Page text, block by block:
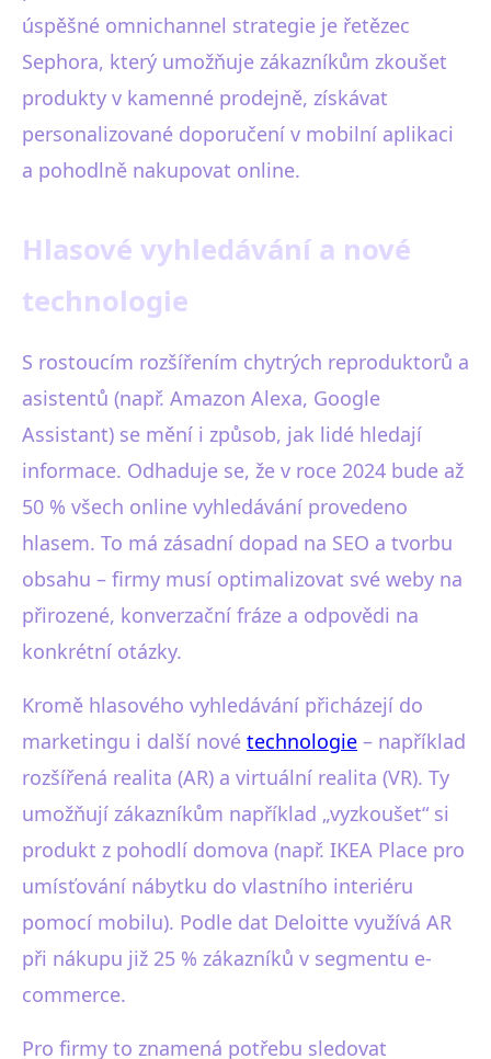
úspěšné omnichannel strategie je řetězec
Sephora, který umožňuje zákazníkům zkoušet
produkty v kamenné prodejně, získávat
personalizované doporučení v mobilní aplikaci
a pohodlně nakupovat online.
Hlasové vyhledávání a nové
technologie
S rostoucím rozšířením chytrých reproduktorů a
asistentů (např. Amazon Alexa, Google
Assistant) se mění i způsob, jak lidé hledají
informace. Odhaduje se, že v roce 2024 bude až
50 % všech online vyhledávání provedeno
hlasem. To má zásadní dopad na SEO a tvorbu
obsahu – firmy musí optimalizovat své weby na
přirozené, konverzační fráze a odpovědi na
konkrétní otázky.
Kromě hlasového vyhledávání přicházejí do
marketingu i další nové technologie – například
rozšířená realita (AR) a virtuální realita (VR). Ty
umožňují zákazníkům například „vyzkoušet“ si
produkt z pohodlí domova (např. IKEA Place pro
umísťování nábytku do vlastního interiéru
pomocí mobilu). Podle dat Deloitte využívá AR
při nákupu již 25 % zákazníků v segmentu e-
commerce.
Pro firmy to znamená potřebu sledovat